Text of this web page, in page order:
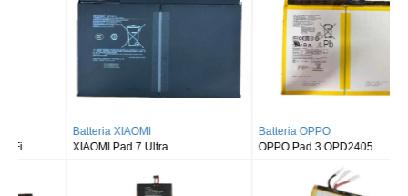
Batteria XIAOMI
XIAOMI Pad 7 Ultra
Batteria OPPO
OPPO Pad 3 OPD2405